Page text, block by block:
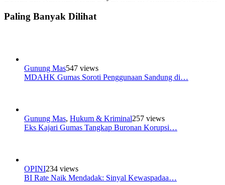
Paling Banyak Dilihat
Gunung Mas547 views
MDAHK Gumas Soroti Penggunaan Sandung di…
Gunung Mas, Hukum & Kriminal257 views
Eks Kajari Gumas Tangkap Buronan Korupsi…
OPINI234 views
BI Rate Naik Mendadak: Sinyal Kewaspadaa…